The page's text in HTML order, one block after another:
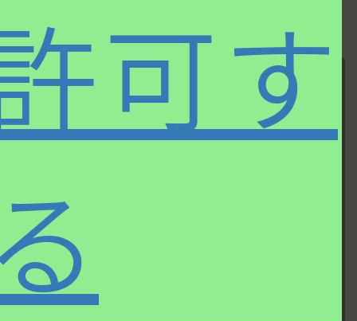
第七十九回
ビッグバンド・
ジャズの最先端
を聴く
可す